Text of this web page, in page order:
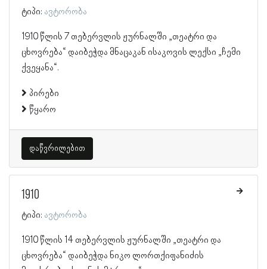
ტიპი: ავტორობა
1910 წლის 7 თებერვლის ჟურნალში „თეატრი და
ცხოვრება“ დაიბეჭდა მნაცაკან ისაკოვის ლექსი „ჩემი
ქვეყანა“.
პირები
წყარო
დაწვრილებით
1910
ტიპი: ავტორობა
1910 წლის 14 თებერვლის ჟურნალში „თეატრი და
ცხოვრება“ დაიბეჭდა ნიკო ლორთქიფანიძის